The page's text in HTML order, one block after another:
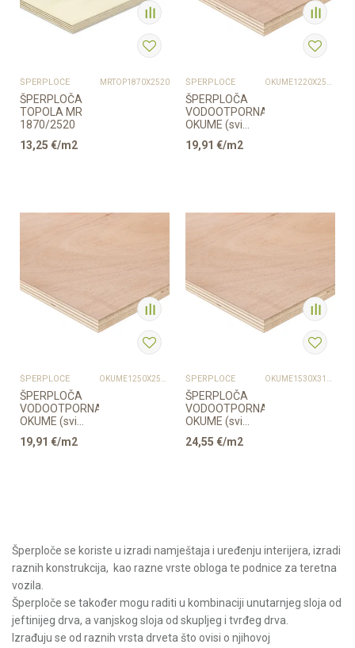
ŠPERPLOČE MRTOP1870X2520
ŠPERPLOČA
TOPOLA MR
1870/2520
13,25 €/m2
ŠPERPLOČE
ŠPERPLOČA
VODOOTPORNA
OKUME (svi
1220/2500
19,91 €/m2
ŠPERPLOČE
ŠPERPLOČA
VODOOTPORNA
OKUME (svi
1250/2500
19,91 €/m2
ŠPERPLOČE
ŠPERPLOČA
VODOOTPORNA
OKUME (svi
1530/3100
24,55 €/m2
Šperploče se koriste u izradi namještaja i uređenju interijera, izradi
raznih konstrukcija, kao razne vrste obloga te podnice za teretna
vozila.
Šperploče se također mogu raditi u kombinaciji unutarnjeg sloja od
jeftinijeg drva, a vanjskog sloja od skupljeg i tvrđeg drva.
Izrađuju se od raznih vrsta drveta što ovisi o njihovoj